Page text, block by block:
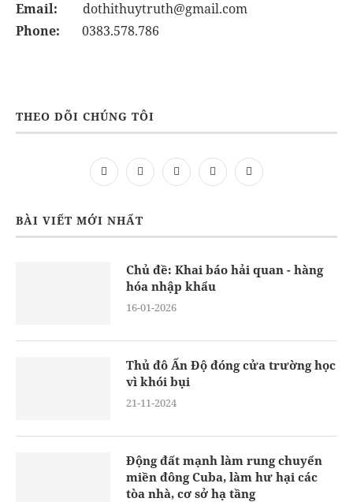
Email: dothithuytruth@gmail.com
Phone: 0383.578.786
THEO DÕI CHÚNG TÔI
BÀI VIẾT MỚI NHẤT
Chủ đề: Khai báo hải quan - hàng
hóa nhập khẩu
16-01-2026
Thủ đô Ấn Độ đóng cửa trường học
vì khói bụi
21-11-2024
Động đất mạnh làm rung chuyển
miền đông Cuba, làm hư hại các
tòa nhà, cơ sở hạ tầng